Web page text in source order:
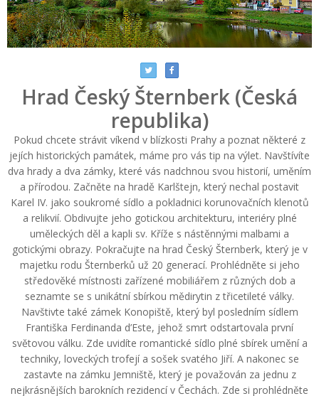
Hrad Český Šternberk (Česká
republika)
Pokud chcete strávit víkend v blízkosti Prahy a poznat některé z
jejích historických památek, máme pro vás tip na výlet. Navštívíte
dva hrady a dva zámky, které vás nadchnou svou historií, uměním
a přírodou. Začněte na hradě Karlštejn, který nechal postavit
Karel IV. jako soukromé sídlo a pokladnici korunovačních klenotů
a relikvií. Obdivujte jeho gotickou architekturu, interiéry plné
uměleckých děl a kapli sv. Kříže s nástěnnými malbami a
gotickými obrazy. Pokračujte na hrad Český Šternberk, který je v
majetku rodu Šternberků už 20 generací. Prohlédněte si jeho
středověké místnosti zařízené mobiliářem z různých dob a
seznamte se s unikátní sbírkou mědirytin z třicetileté války.
Navštivte také zámek Konopiště, který byl posledním sídlem
Františka Ferdinanda d’Este, jehož smrt odstartovala první
světovou válku. Zde uvidíte romantické sídlo plné sbírek umění a
techniky, loveckých trofejí a sošek svatého Jiří. A nakonec se
zastavte na zámku Jemniště, který je považován za jednu z
nejkrásnějších barokních rezidencí v Čechách. Zde si prohlédněte